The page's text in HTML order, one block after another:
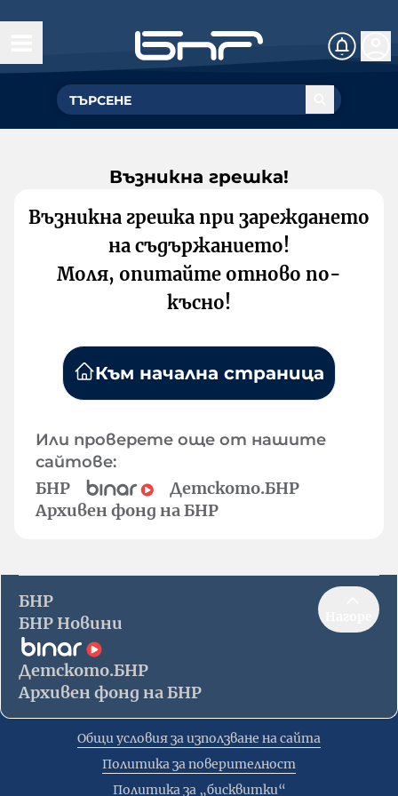
Възникна грешка!
Възникна грешка при зареждането
на съдържанието!
Моля, опитайте отново по-
късно!
Към начална страница
Или проверете още от нашите
сайтове:
БНР
Детското.БНР
Архивен фонд на БНР
БНР
БНР Новини
Детското.БНР
Архивен фонд на БНР
Общи условия за използване на сайта
Политика за поверителност
Политика за „бисквитки“